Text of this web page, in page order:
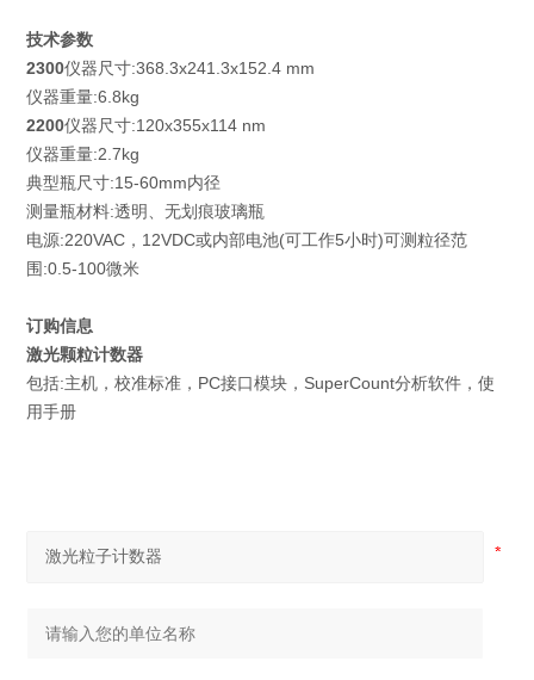
技术参数
2300仪器尺寸:368.3x241.3x152.4 mm
仪器重量:6.8kg
2200仪器尺寸:120x355x114 nm
仪器重量:2.7kg
典型瓶尺寸:15-60mm内径
测量瓶材料:透明、无划痕玻璃瓶
电源:220VAC，12VDC或内部电池(可工作5小时)可测粒径范
围:0.5-100微米
订购信息
激光颗粒计数器
包括:主机，校准标准，PC接口模块，SuperCount分析软件，使
用手册